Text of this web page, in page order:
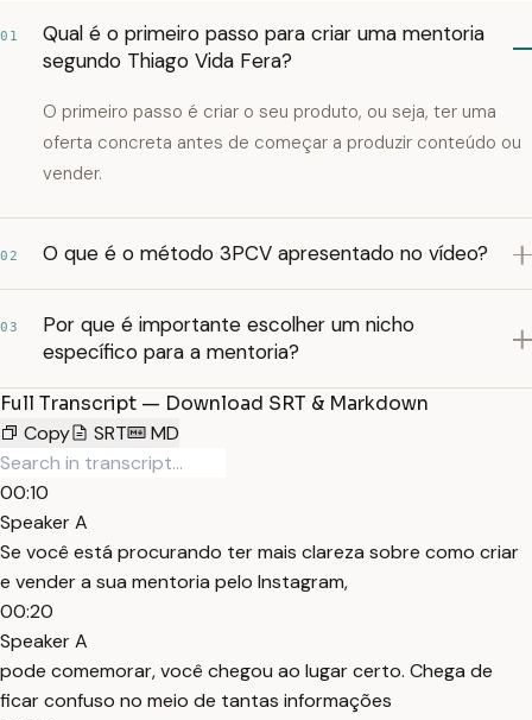
01
Qual é o primeiro passo para criar uma mentoria
segundo Thiago Vida Fera?
O primeiro passo é criar o seu produto, ou seja, ter uma
oferta concreta antes de começar a produzir conteúdo ou
vender.
02 O que é o método 3PCV apresentado no vídeo?
03
Por que é importante escolher um nicho
específico para a mentoria?
Full Transcript — Download SRT & Markdown
Copy
SRT MD
00:10
Speaker A
Se você está procurando ter mais clareza sobre como criar
e vender a sua mentoria pelo Instagram,
00:20
Speaker A
pode comemorar, você chegou ao lugar certo. Chega de
ficar confuso no meio de tantas informações